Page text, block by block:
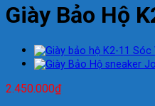
Giày Bảo Hộ
2.450.000₫